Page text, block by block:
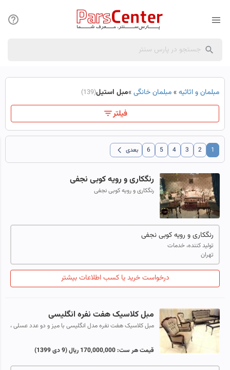
مبلمان و اثاثیه»مبلمان خانگی»مبل استیل(139)
فیلتر
1
2
3
4
5
6 بعدی chevron_left
رنگکاری و رویه کوبی نجفی
رنگکاری و رویه کوبی نجفی
رنگکاری و رویه کوبی نجفی
تولید کننده، خدمات
تهران
درخواست خرید یا کسب اطلاعات بیشتر
مبل کلاسیک هفت نفره انگلیسی
مبل کلاسیک هفت نفره مدل انگلیسی با میز و دو عدد عسلی ،
قیمت هر ست:170,000,000 ریال (9 دی 1399)